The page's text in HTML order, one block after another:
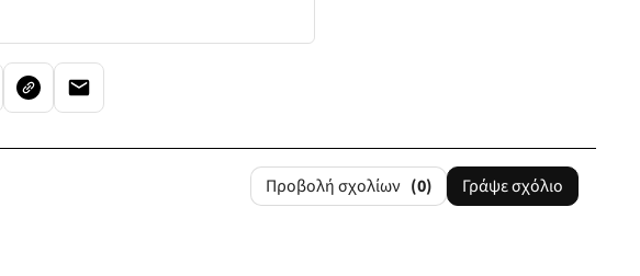
Προβολή σχολίων (0) Γράψε σχόλιο